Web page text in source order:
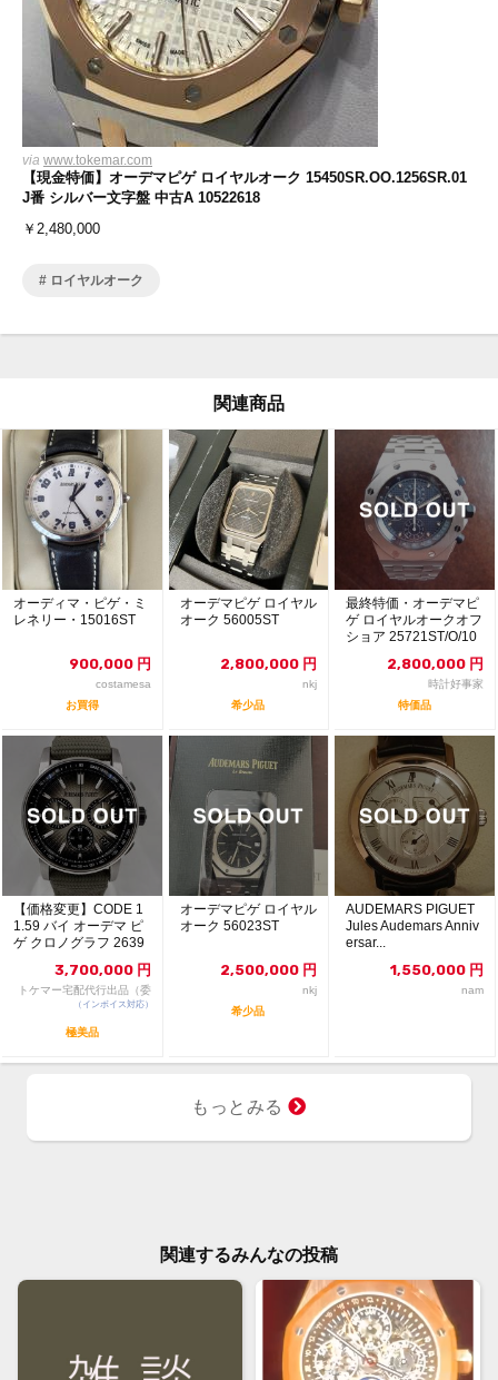
via www.tokemar.com
【現金特価】オーデマピゲ ロイヤルオーク 15450SR.OO.1256SR.01
J番 シルバー文字盤 中古A 10522618
￥ 2,480,000
ロイヤルオーク
関連商品
オーディマ・ピゲ・ミ
レネリー・15016ST
900,000 円
costamesa
お買得
オーデマピゲ ロイヤル
オーク 56005ST
2,800,000 円
nkj
希少品
最終特価・オーデマピ
ゲ ロイヤルオークオフ
ショア 25721ST/O/10
2,800,000 円
時計好事家
特価品
【価格変更】CODE 1
1.59 バイ オーデマ ピ
ゲ クロノグラフ 2639
3,700,000 円
トケマー宅配代行出品（委
託販売）
（インボイス対応）
極美品
オーデマピゲ ロイヤル
オーク 56023ST
2,500,000 円
nkj
希少品
AUDEMARS PIGUET
Jules Audemars Anniv
ersar...
1,550,000 円
nam
もっとみる
関連するみんなの投稿